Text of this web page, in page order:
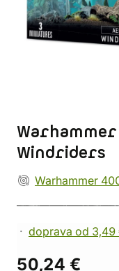
Windriders
Warhammer
doprava od 3,49
50,24 €